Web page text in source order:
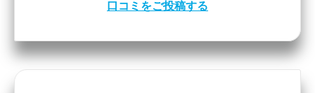
口コミをご投稿する